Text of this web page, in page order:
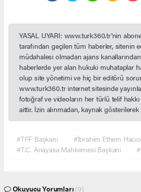
YASAL UYARI: www.turk360.tr'nin
tarafından geçilen tüm haberler, sitenin
müdahalesi olmadan ajans
haberlerde yer alan hukuki muhataplar
olup site yönetimi ve hiç bir editörü
www.turk360.tr internet sitesinde
fotoğraf ve videoların her türlü telif
aittir. İzin alınmadan, kaynak
#TFF Başkanı
#İbrahim Ethem
#T.C. Anayasa Mahkemesi Başkanı
Okuyucu Yorumları (0)